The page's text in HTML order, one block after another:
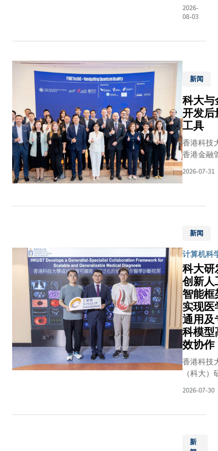
selective
system
科大副研
泽校博士
生张金、
研究员
J.
SOLÍS博
学硕士生
KUMAR
浩然教授
行的废水
术中，业
采用「高
程序」降
的有机污
然而，传
通常需要
量氧化剂
「总有机
（Total
Organic
Carbon
TOC）
果相当有
的中间副
主要方法
大）获
捐赠
35幅
《汉字
颂》系
列书法
作品，
并于8
办展
次为该
系列全
套35
幅珍贵
墨宝首
度在香
港公开
展出，
其间亦
将举办
汉字书
法讲
深入认
2026-
08-03
新闻
科大与
开发后
工具
香港科技
香港金融
码学工具
有加密
码学作好
于金管局
活动——
上正式公
管局、香
限公司、
会及科大
（科大商
办。随着
续快速
构正积极
具将为
2026-07-31
新闻
计算机科
科大研
创新人
智能框
实现医
通用及
科模型
效协作
香港科技
（科大）
（
2026-07-30
新